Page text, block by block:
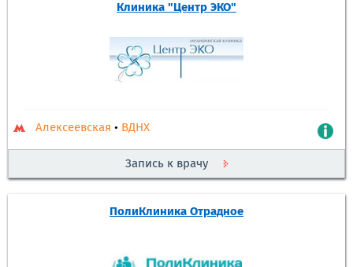
Клиника "Центр ЭКО"
Алексеевская • ВДНХ
Запись к врачу
ПолиКлиника Отрадное